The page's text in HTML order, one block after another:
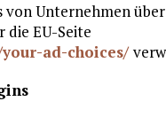
Unternehmen
die EU-Seite
ad-choices/